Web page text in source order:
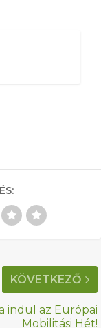
KÖVETKEZŐ
indul az Európai
Mobilitási Hét!